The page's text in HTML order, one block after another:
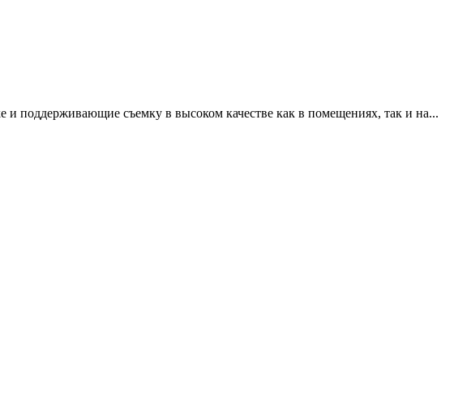
и поддерживающие съемку в высоком качестве как в помещениях, так и на...